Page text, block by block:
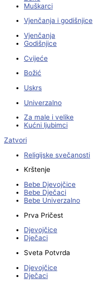
Muškarci
Vjenčanja i godišnjice
Vjenčanja
Godišnjice
Cvijeće
Božić
Uskrs
Univerzalno
Za male i velike
Kućni ljubimci
Zatvori
Religijske svečanosti
Krštenje
Bebe Djevojčice
Bebe Dječaci
Bebe Univerzalno
Prva Pričest
Djevojčice
Dječaci
Sveta Potvrda
Djevojčice
Dječaci